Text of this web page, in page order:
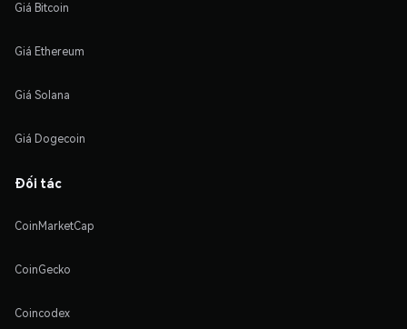
Giá Bitcoin
Giá Ethereum
Giá Solana
Giá Dogecoin
Đối tác
CoinMarketCap
CoinGecko
Coincodex